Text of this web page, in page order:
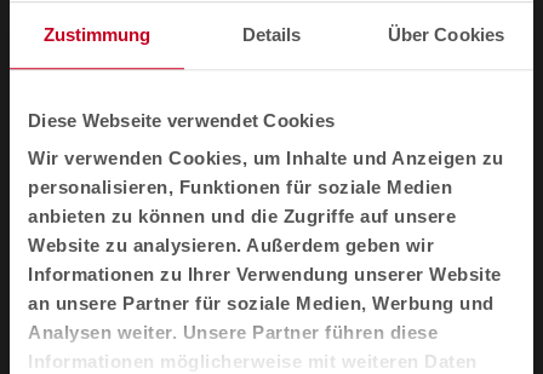
Zustimmung Details Über Cookies
Diese Webseite verwendet Cookies
Wir verwenden Cookies, um Inhalte und Anzeigen zu
personalisieren, Funktionen für soziale Medien
anbieten zu können und die Zugriffe auf unsere
Website zu analysieren. Außerdem geben wir
Informationen zu Ihrer Verwendung unserer Website
an unsere Partner für soziale Medien, Werbung und
Analysen weiter. Unsere Partner führen diese
Informationen möglicherweise mit weiteren Daten
Seine Rollen und sein modularer Charakter
dynamisieren den kollaborativen Arbeitsbereich
als Bank, Plattform oder Regal mit integriertem
kann.